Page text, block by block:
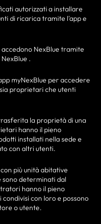
autorizzati a installare
di ricarica tramite l'app e
NexBlue tramite
.
myNexBlue per accedere
proprietari che utenti
la proprietà di una
hanno il pieno
installati nella sede e
con altri utenti.
più unità abitative
sono determinati dal
hanno il pieno
con loro e possono
o utente.